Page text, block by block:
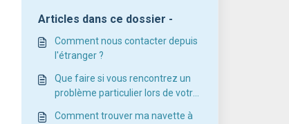
Articles dans ce dossier -
Comment nous contacter depuis
l'étranger ?
Que faire si vous rencontrez un
problème particulier lors de votre
Comment trouver ma navette à